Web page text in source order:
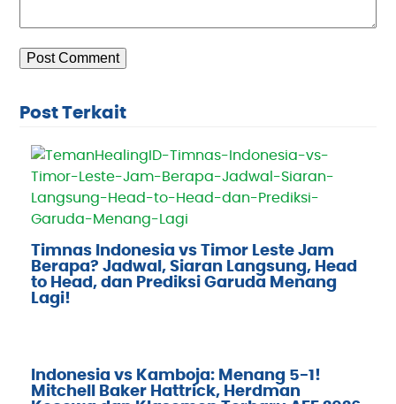
Post Terkait
Timnas Indonesia vs Timor Leste Jam
Berapa? Jadwal, Siaran Langsung, Head
to Head, dan Prediksi Garuda Menang
Lagi!
Indonesia vs Kamboja: Menang 5-1!
Mitchell Baker Hattrick, Herdman